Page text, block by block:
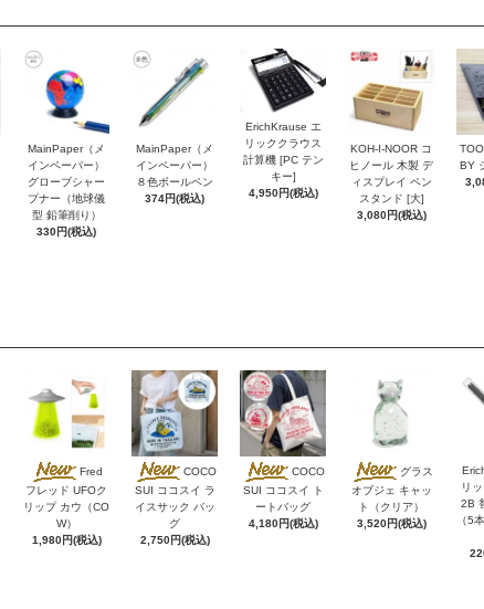
MainPaper（メ
インペーパー）
グローブシャー
プナー（地球儀
型 鉛筆削り）
330円(税込)
MainPaper（メ
インペーパー）
８色ボールペン
374円(税込)
ErichKrause エ
リッククラウス
計算機 [PC テン
キー]
4,950円(税込)
KOH-I-NOOR コ
ヒノール 木製 デ
ィスプレイ ペン
スタンド [大]
3,080円(税込)
BY
Fred
フレッド UFOク
リップ カウ（CO
W）
1,980円(税込)
COCO
SUI ココスイ ラ
イスサック バッ
グ
2,750円(税込)
COCO
SUI ココスイ ト
ートバッグ
4,180円(税込)
グラス
オブジェ キャッ
ト（クリア）
3,520円(税込)
リ
2B
（5